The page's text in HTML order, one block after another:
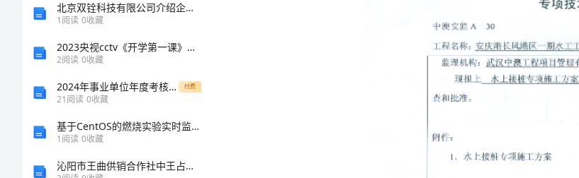
【优
北京双铨科技有限公司介绍企业发展分析报告
1阅读 0收藏
2023央视cctv《开学第一课》观后感
2阅读 0收藏
2024年事业单位年度考核个人工作总结以及2024计划 付费
21阅读 0收藏
基于CentOS的燃烧实验实时监控系统的开题报告
1阅读 0收藏
沁阳市王曲供销合作社中王占购销站介绍企业发展分析报告